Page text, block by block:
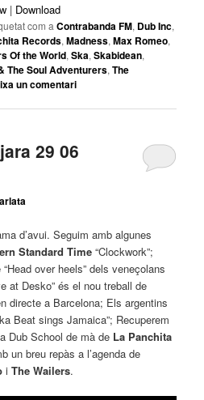
| Download
com a Contrabanda FM, Dub Inc,
Records,Madness,Max Romeo,
Of the World,Ska,Skabidean,
The Soul Adventurers,The
un comentari
29 06
d’avui. Seguim amb algunes
Standard Time “Clockwork”;
over heels” dels veneçolans
at Desko” és el nou treball de
directe a Barcelona; Els argentins
Beat sings Jamaica”; Recuperem
Dub School de mà de La Panchita
un breu repàs a l’agenda de
iThe Wailers.